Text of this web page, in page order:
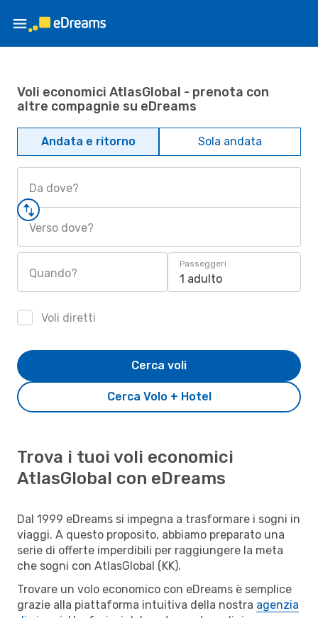
Voli economici AtlasGlobal - prenota con
altre compagnie su eDreams
Andata e ritorno Sola andata
Da dove?
Verso dove?
Quando?
Passeggeri
1 adulto
Voli diretti
Cerca Volo + Hotel
Cerca voli
Trova i tuoi voli economici
AtlasGlobal con eDreams
Dal 1999 eDreams si impegna a trasformare i sogni in
viaggi. A questo proposito, abbiamo preparato una
serie di offerte imperdibili per raggiungere la meta
che sogni con AtlasGlobal (KK).
Trovare un volo economico con eDreams è semplice
grazie alla piattaforma intuitiva della nostra agenzia